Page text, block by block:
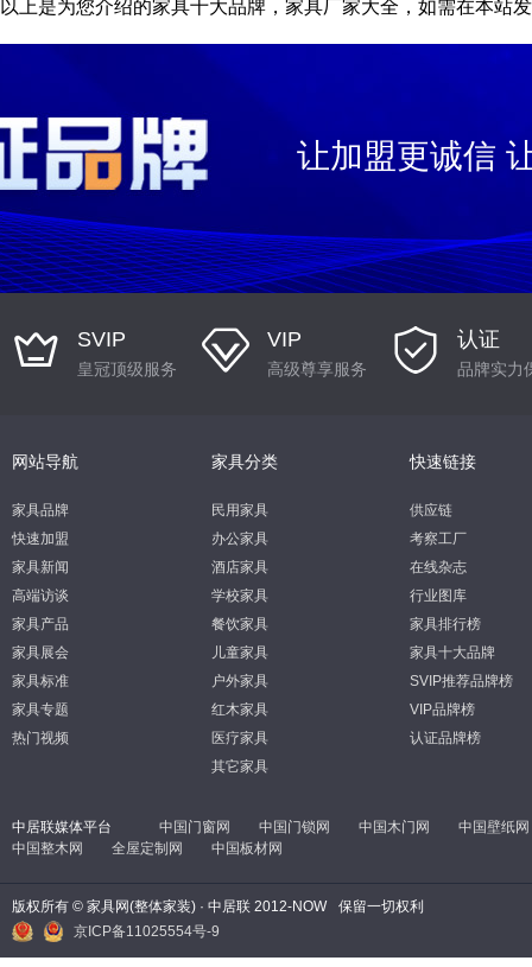
以上是为您介绍的家具十大品牌，家具厂家大全，如需在本站
让加盟更诚信
SVIP
皇冠顶级服务
VIP
高级尊享服务
认证
品牌实力
网站导航
家具品牌
快速加盟
家具新闻
高端访谈
家具产品
家具展会
家具标准
家具专题
热门视频
家具分类
民用家具
办公家具
酒店家具
学校家具
餐饮家具
儿童家具
户外家具
红木家具
医疗家具
其它家具
快速链接
供应链
考察工厂
在线杂志
行业图库
家具排行榜
家具十大品牌
SVIP推荐品牌榜
VIP品牌榜
认证品牌榜
中居联媒体平台 中国门窗网 中国门锁网 中国木门网
中国壁纸网
中国整木网
全屋定制网 中国板材网
版权所有 © 家具网(整体家装) · 中居联 2012-NOW
保留一切权利
京ICP备11025554号-9